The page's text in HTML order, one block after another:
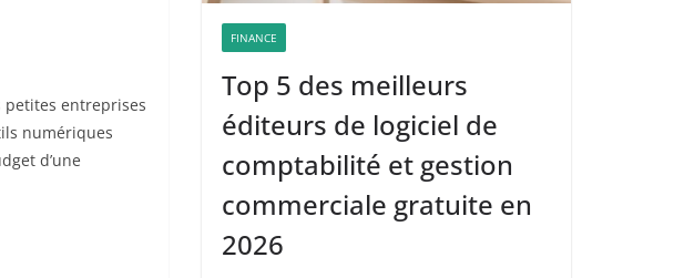
petites entreprises
numériques
d’une
FINANCE
Top 5 des meilleurs
éditeurs de logiciel de
comptabilité et gestion
commerciale gratuite en
2026